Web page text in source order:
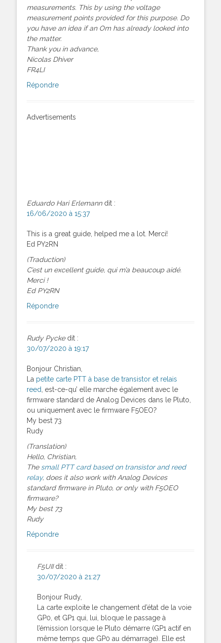
measurements. This by using the voltage
measurement points provided for this purpose. Do
you have an idea if an Om has already looked into
the matter.
Thank you in advance,
Nicolas Dhiver
FR4LI
Répondre
Advertisements
Eduardo Hari Erlemann dit :
16/06/2020 à 15:37
This is a great guide, helped me a lot. Merci!
Ed PY2RN
(Traduction)
C’est un excellent guide, qui m’a beaucoup aidé.
Merci !
Ed PY2RN
Répondre
Rudy Pycke dit :
30/07/2020 à 19:17
Bonjour Christian,
La petite carte PTT à base de transistor et relais
reed , est-ce-qu’ elle marche également avec le
firmware standard de Analog Devices dans le Pluto,
ou uniquement avec le firmware F5OEO?
My best 73
Rudy
(Translation)
Hello, Christian,
The small PTT card based on transistor and reed
relay, does it also work with Analog Devices
standard firmware in Pluto, or only with F5OEO
firmware?
My best 73
Rudy
Répondre
F5UII dit :
30/07/2020 à 21:27
Bonjour Rudy,
La carte exploite le changement d’état de la voie
GP0, et GP1 qui, lui, bloque le passage à
l’émission lorsque le Pluto démarre (GP1 actif en
même temps que GP0 au démarrage). Elle est